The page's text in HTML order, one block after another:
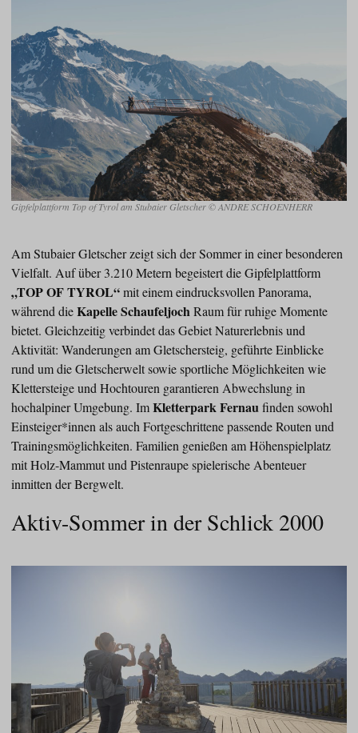
Gipfelplattform Top of Tyrol am Stubaier Gletscher © ANDRE SCHOENHERR
Am Stubaier Gletscher zeigt sich der Sommer in einer besonderen
Vielfalt. Auf über 3.210 Metern begeistert die Gipfelplattform
„TOP OF TYROL“mit einem eindrucksvollen Panorama,
während dieKapelle SchaufeljochRaum für ruhige Momente
bietet. Gleichzeitig verbindet das Gebiet Naturerlebnis und
Aktivität: Wanderungen am Gletschersteig, geführte Einblicke
rund um die Gletscherwelt sowie sportliche Möglichkeiten wie
Klettersteige und Hochtouren garantieren Abwechslung in
hochalpiner Umgebung. ImKletterpark Fernaufinden sowohl
Einsteiger*innen als auch Fortgeschrittene passende Routen und
Trainingsmöglichkeiten. Familien genießen am Höhenspielplatz
mit Holz-Mammut und Pistenraupe spielerische Abenteuer
inmitten der Bergwelt.
Aktiv-Sommer in der Schlick 2000